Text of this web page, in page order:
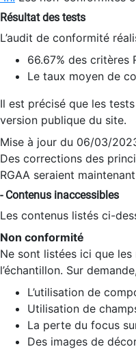
Résultat des tests
L’audit de conformité
66.67% des critères
Le taux moyen de
Il est précisé que les
version publique du site.
Mise à jour du 06/03/
Des corrections des
RGAA seraient
- Contenus inaccessibles
Les contenus listés ci-
Non conformité
Ne sont listées ici que
l’échantillon. Sur
L’utilisation de
Utilisation de
La perte du focus
Des images de